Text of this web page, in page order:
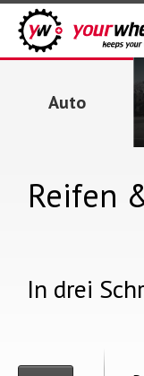
Auto
Reifen
In drei